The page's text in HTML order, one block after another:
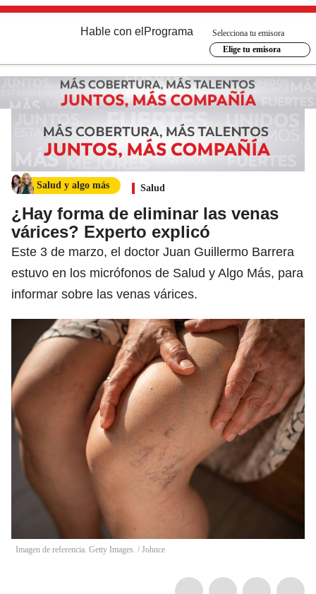
Hable con el Programa
Selecciona tu emisora
Elige tu emisora
Salud y algo más Salud
¿Hay forma de eliminar las venas
várices? Experto explicó
Este 3 de marzo, el doctor Juan Guillermo Barrera
estuvo en los micrófonos de Salud y Algo Más, para
informar sobre las venas várices.
Imagen de referencia. Getty Images. / Johnce